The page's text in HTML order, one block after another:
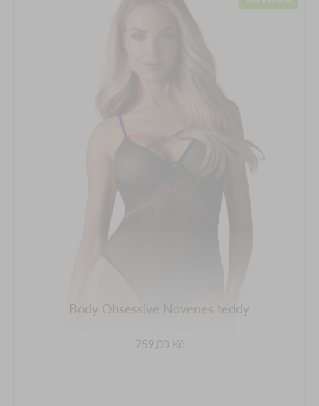
Body Obsessive Novenes teddy
759,00 Kč